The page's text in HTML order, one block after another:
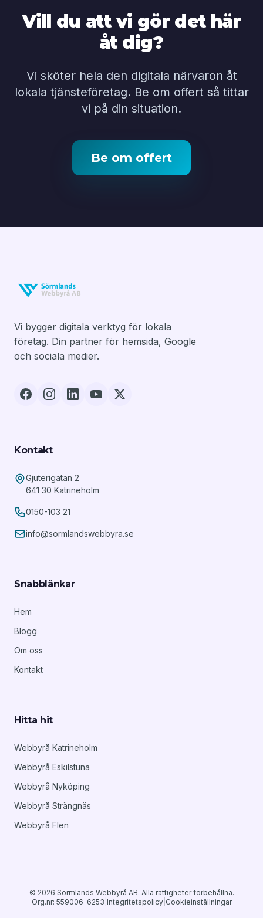
Vill du att vi gör det här
åt dig?
Vi sköter hela den digitala närvaron åt
lokala tjänsteföretag. Be om offert så tittar
vi på din situation.
Be om offert
Vi bygger digitala verktyg för lokala
företag. Din partner för hemsida, Google
och sociala medier.
Kontakt
Gjuterigatan 2
641 30 Katrineholm
0150-103 21
info@sormlandswebbyra.se
Snabblänkar
Hem
Blogg
Om oss
Kontakt
Hitta hit
Webbyrå Katrineholm
Webbyrå Eskilstuna
Webbyrå Nyköping
Webbyrå Strängnäs
Webbyrå Flen
© 2026 Sörmlands Webbyrå AB. Alla rättigheter förbehållna.
Org.nr: 559006-6253 Integritetspolicy| Cookieinställningar